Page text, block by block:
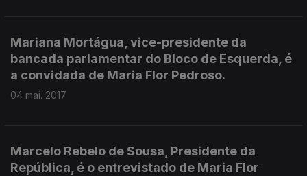
Mariana Mortágua, vice-presidente da
bancada parlamentar do Bloco de Esquerda, é
a convidada de Maria Flor Pedroso.
04 mai. 2017
Marcelo Rebelo de Sousa, Presidente da
República, é o entrevistado de Maria Flor